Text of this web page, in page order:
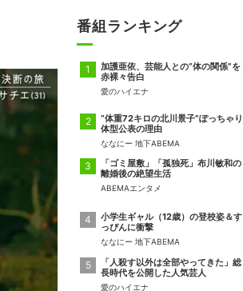
番組ランキング
加護亜依、芸能人との“体の関係”を
赤裸々告白
愛のハイエナ
“体重72キロの北川景子”ぽっちゃり
体型公表の理由
ななにー 地下ABEMA
「ゴミ屋敷」「孤独死」布川敏和の
離婚後の絶望生活
ABEMAエンタメ
小学生ギャル（12歳）の登校姿＆す
っぴんに衝撃
ななにー 地下ABEMA
「人殺す以外は全部やってきた」総
長時代を公開した人気芸人
愛のハイエナ